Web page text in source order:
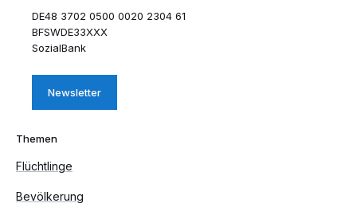
DE48 3702 0500 0020 2304 61
BFSWDE33XXX
SozialBank
Newsletter
Themen
Flüchtlinge
Bevölkerung